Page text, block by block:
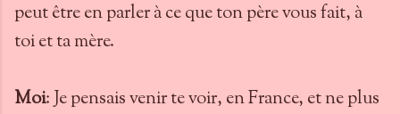
peut être en parler à ce que ton père vous fait, à
toi et ta mère.
Moi: Je pensais venir te voir, en France, et ne plus